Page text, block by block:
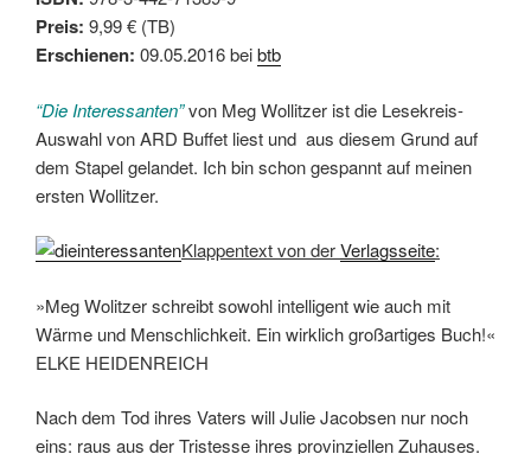
Preis: 9,99 € (TB)
Erschienen: 09.05.2016 beibtb
“Die Interessanten”von Meg Wollitzer ist die Lesekreis-
Auswahl von ARD Buffet liest und aus diesem Grund auf
dem Stapel gelandet. Ich bin schon gespannt auf meinen
ersten Wollitzer.
Klappentext von derVerlagsseite:
»Meg Wolitzer schreibt sowohl intelligent wie auch mit
Wärme und Menschlichkeit. Ein wirklich großartiges Buch!«
ELKE HEIDENREICH
Nach dem Tod ihres Vaters will Julie Jacobsen nur noch
eins: raus aus der Tristesse ihres provinziellen Zuhauses.